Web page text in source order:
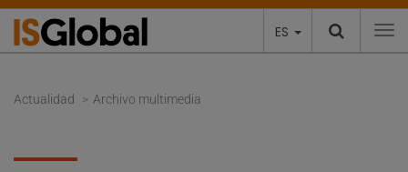
ES
Actualidad Archivo multimedia